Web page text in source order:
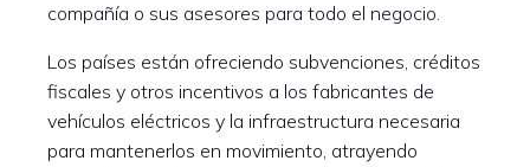
compañía o sus asesores para todo el negocio.
Los países están ofreciendo subvenciones, créditos
fiscales y otros incentivos a los fabricantes de
vehículos eléctricos y la infraestructura necesaria
para mantenerlos en movimiento, atrayendo